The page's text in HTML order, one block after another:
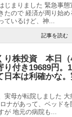
じまりました 緊急事
たので 経済が周り始
ているけど、神...
記事を読む
り株投資 本日（
り付き19689円。
日本は利確かな
実母が転院しました
ナがあって、ベッド
が 地元の病院も...